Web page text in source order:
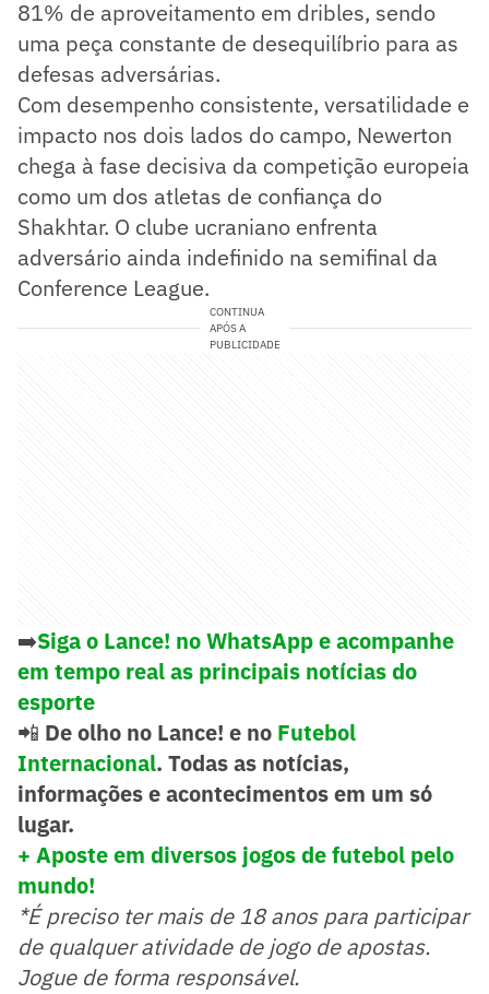
81% de aproveitamento em dribles, sendo
uma peça constante de desequilíbrio para as
defesas adversárias.
Com desempenho consistente, versatilidade e
impacto nos dois lados do campo, Newerton
chega à fase decisiva da competição europeia
como um dos atletas de confiança do
Shakhtar. O clube ucraniano enfrenta
adversário ainda indefinido na semifinal da
Conference League.
CONTINUA
APÓS A
PUBLICIDADE
➡️Siga o Lance! no WhatsApp e acompanhe
em tempo real as principais notícias do
esporte
📲 De olho no Lance! e no Futebol
Internacional. Todas as notícias,
informações e acontecimentos em um só
lugar.
+ Aposte em diversos jogos de futebol pelo
mundo!
*É preciso ter mais de 18 anos para participar
de qualquer atividade de jogo de apostas.
Jogue de forma responsável.